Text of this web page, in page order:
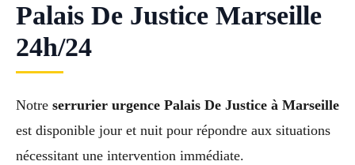
Palais De Justice Marseille
24h/24
Notre serrurier urgence Palais De Justice à Marseille
est disponible jour et nuit pour répondre aux situations
nécessitant une intervention immédiate.